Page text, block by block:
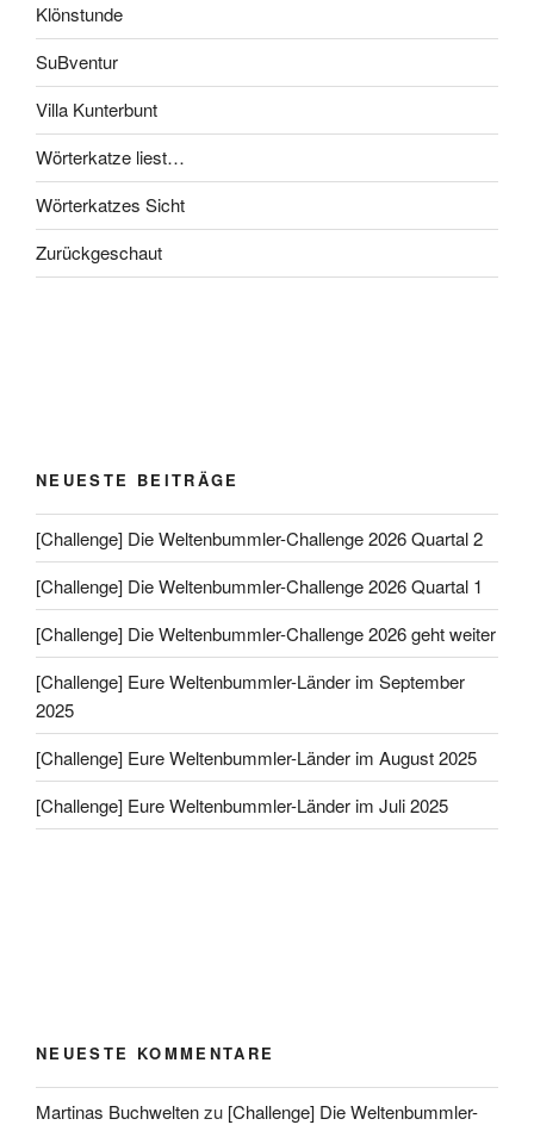
Klönstunde
SuBventur
Villa Kunterbunt
Wörterkatze liest…
Wörterkatzes Sicht
Zurückgeschaut
NEUESTE BEITRÄGE
[Challenge] Die Weltenbummler-Challenge 2026 Quartal 2
[Challenge] Die Weltenbummler-Challenge 2026 Quartal 1
[Challenge] Die Weltenbummler-Challenge 2026 geht weiter
[Challenge] Eure Weltenbummler-Länder im September
2025
[Challenge] Eure Weltenbummler-Länder im August 2025
[Challenge] Eure Weltenbummler-Länder im Juli 2025
NEUESTE KOMMENTARE
Martinas Buchweltenzu [Challenge] Die Weltenbummler-